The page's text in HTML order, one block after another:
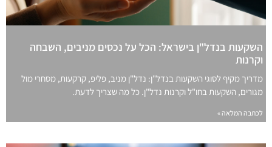
השקעות בנדל"ן בישראל: הכל על נכסים מניבים, השבחה
וקרנות
מדריך מקיף לסוגי השקעות בנדל"ן: נדל"ן מניב, פליפ, קרקעות, מסחרי מול
מגורים, השקעות בחו"ל וקרנות נדל"ן. כל מה שצריך לדעת.
לכתבה המלאה »